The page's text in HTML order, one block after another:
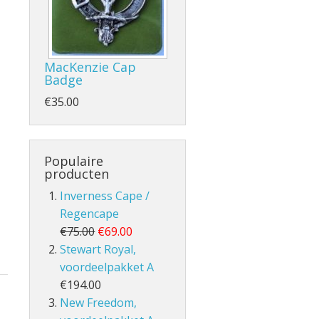
en Volle Kilt
MacKenzie Cap
Badge
€35.00
Populaire
producten
Inverness Cape /
Regencape
€75.00 €69.00
Stewart Royal,
voordeelpakket A
€194.00
New Freedom,